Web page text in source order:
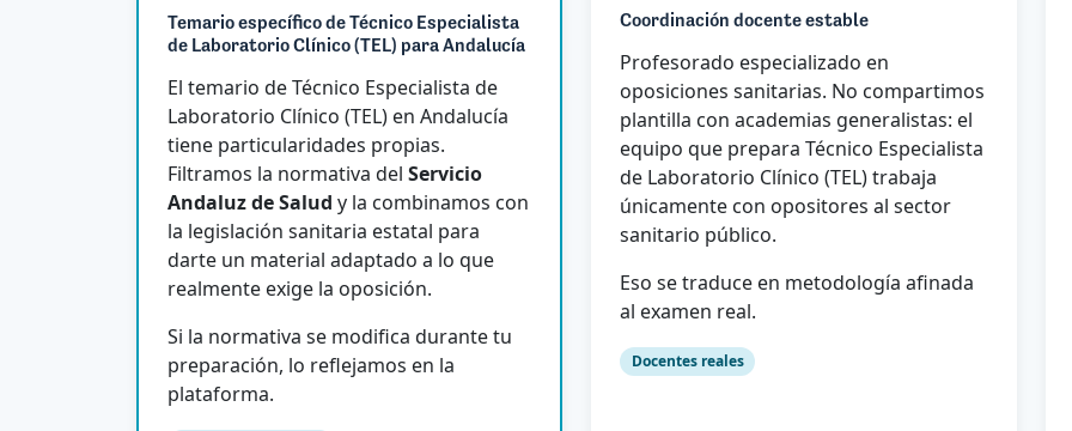
Temario específico de Técnico Especialista
de Laboratorio Clínico (TEL) para Andalucía
El temario de Técnico Especialista de
Laboratorio Clínico (TEL) en Andalucía
tiene particularidades propias.
Filtramos la normativa del Servicio
Andaluz de Salud y la combinamos con
la legislación sanitaria estatal para
darte un material adaptado a lo que
realmente exige la oposición.
Si la normativa se modifica durante tu
preparación, lo reflejamos en la
plataforma.
Coordinación docente estable
Profesorado especializado en
oposiciones sanitarias. No compartimos
plantilla con academias generalistas: el
equipo que prepara Técnico Especialista
de Laboratorio Clínico (TEL) trabaja
únicamente con opositores al sector
sanitario público.
Eso se traduce en metodología afinada
al examen real.
Docentes reales